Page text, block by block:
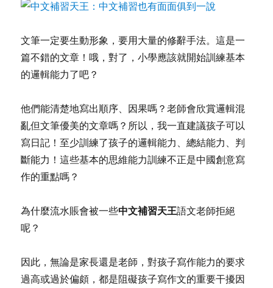
文筆一定要生動形象，要用大量的修辭手法。這是一
篇不錯的文章！哦，對了，小學應該就開始訓練基本
的邏輯能力了吧？
他們能清楚地寫出順序、因果嗎？老師會欣賞邏輯混
亂但文筆優美的文章嗎？所以，我一直建議孩子可以
寫日記！至少訓練了孩子的邏輯能力、總結能力、判
斷能力！這些基本的思維能力訓練不正是中國創意寫
作的重點嗎？
為什麼流水賬會被一些中文補習天王語文老師拒絕
呢？
因此，無論是家長還是老師，對孩子寫作能力的要求
過高或過於偏頗，都是阻礙孩子寫作文的重要干擾因